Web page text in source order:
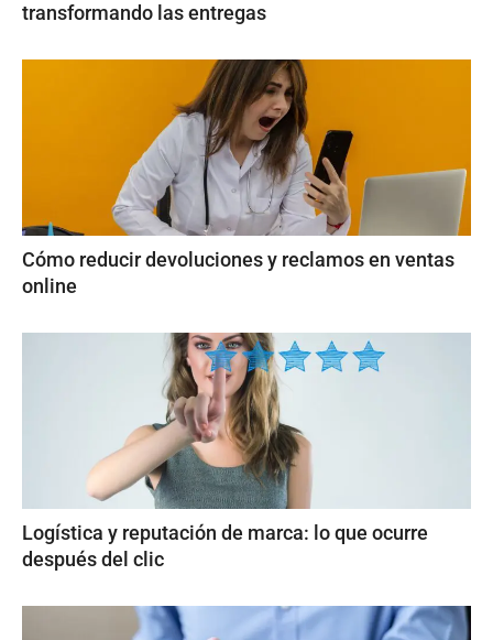
transformando las entregas
Cómo reducir devoluciones y reclamos en ventas
online
Logística y reputación de marca: lo que ocurre
después del clic